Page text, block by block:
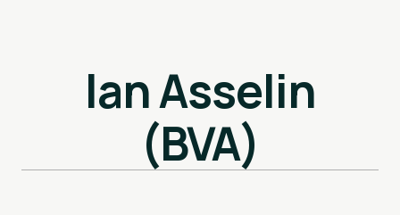
Ian Asselin
(BVA)